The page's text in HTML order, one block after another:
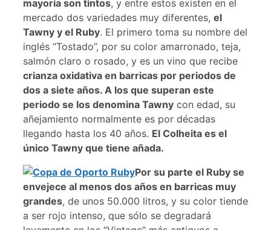
mayoría son tintos, y entre estos existen en el
mercado dos variedades muy diferentes, el
Tawny y el Ruby. El primero toma su nombre del
inglés “Tostado”, por su color amarronado, teja,
salmón claro o rosado, y es un vino que recibe
crianza oxidativa en barricas por periodos de
dos a siete años. A los que superan este
periodo se los denomina Tawny con edad, su
añejamiento normalmente es por décadas
llegando hasta los 40 años. El Colheita es el
único Tawny que tiene añada.
Por su parte el Ruby se
envejece al menos dos años en barricas muy
grandes, de unos 50.000 litros, y su color tiende
a ser rojo intenso, que sólo se degradará